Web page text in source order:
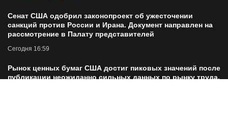
Сенат США одобрил законопроект об ужесточении
санкций против России и Ирана. Документ направлен на
рассмотрение в Палату представителей
Сегодня 16:59
Рынок ценных бумаг США достиг пиковых значений после
публикации неожиданно сильных данных по рынку труда.